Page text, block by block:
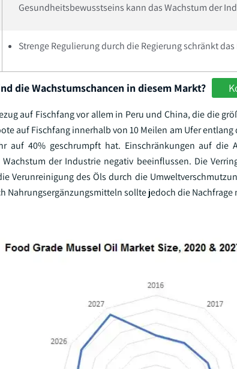
Gesundheitsbewusstseins kann das Wachstum der
Strenge Regulierung durch die Regierung schränkt
die Wachstumschancen in diesem Markt?
auf Fischfang vor allem in Peru und China, die die
auf Fischfang innerhalb von 10 Meilen am Ufer
auf 40% geschrumpft hat. Einschränkungen auf die
der Industrie negativ beeinflussen. Die
Verunreinigung des Öls durch die
Nahrungsergänzungsmitteln sollte jedoch die